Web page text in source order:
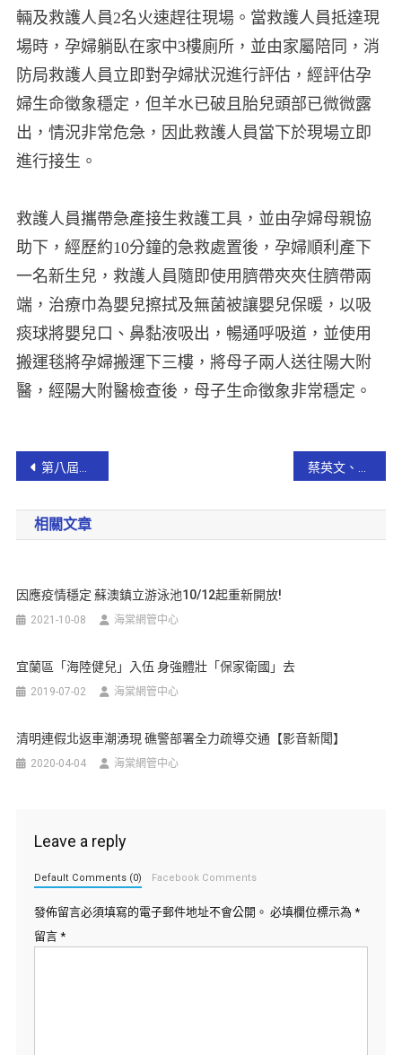
輛及救護人員2名火速趕往現場。當救護人員抵達現
場時，孕婦躺臥在家中3樓廁所，並由家屬陪同，消
防局救護人員立即對孕婦狀況進行評估，經評估孕
婦生命徵象穩定，但羊水已破且胎兒頭部已微微露
出，情況非常危急，因此救護人員當下於現場立即
進行接生。
救護人員攜帶急產接生救護工具，並由孕婦母親協
助下，經歷約10分鐘的急救處置後，孕婦順利產下
一名新生兒，救護人員隨即使用臍帶夾夾住臍帶兩
端，治療巾為嬰兒擦拭及無菌被讓嬰兒保暖，以吸
痰球將嬰兒口、鼻黏液吸出，暢通呼吸道，並使用
搬運毯將孕婦搬運下三樓，將母子兩人送往陽大附
醫，經陽大附醫檢查後，母子生命徵象非常穩定。
第八屆「宜蘭文化獎」頒獎 林姿妙縣長頒贈獎座表揚【影音新聞】
相關文章
因應疫情穩定 蘇澳鎮立游泳池10/12起重新開放!
2021-10-08 海棠網管中心
宜蘭區「海陸健兒」入伍 身強體壯「保家衛國」去
2019-07-02 海棠網管中心
清明連假北返車潮湧現 礁警部署全力疏導交通【影音新聞】
2020-04-04 海棠網管中心
Leave a reply
Default Comments (0) Facebook Comments
發佈留言必須填寫的電子郵件地址不會公開。 必填欄位標示為 *
留言 *